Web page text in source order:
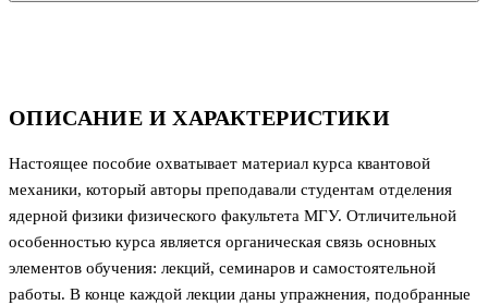
ОПИСАНИЕ И ХАРАКТЕРИСТИКИ
Настоящее пособие охватывает материал курса квантовой
механики, который авторы преподавали студентам отделения
ядерной физики физического факультета МГУ. Отличительной
особенностью курса является органическая связь основных
элементов обучения: лекций, семинаров и самостоятельной
работы. В конце каждой лекции даны упражнения, подобранные